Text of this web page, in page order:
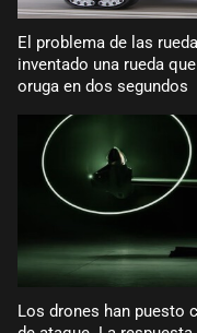
El problema de las
inventado una rueda
oruga en dos segundos
Los drones han puesto